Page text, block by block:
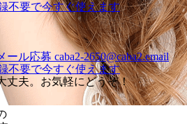
不要で今すぐ使えます
ール応募 caba2-2650@caba2.email
不要で今すぐ使えます
丈夫。お気軽にどうぞ！